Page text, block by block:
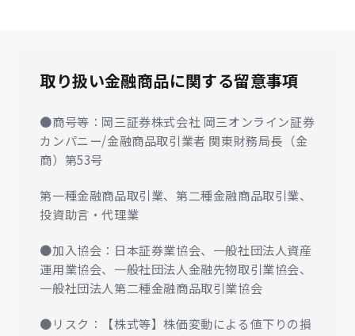
取り扱い金融商品に関する留意事項
●商号等：岡三証券株式会社 岡三オンライン証券
カンパニー/金融商品取引業者 関東財務局長（金
商）第53号
第一種金融商品取引業、第二種金融商品取引業、
投資助言・代理業
●加入協会：日本証券業協会、一般社団法人資産
運用業協会、一般社団法人金融先物取引業協会、
一般社団法人第二種金融商品取引業協会
●リスク：【株式等】株価変動による値下りの損